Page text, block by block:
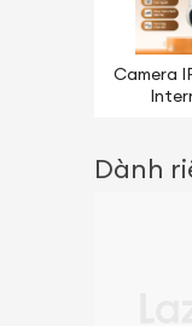
Camera
Dành